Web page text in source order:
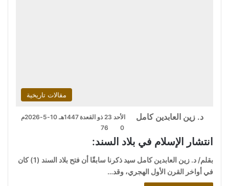
مقالات تاريخية
د. زين العابدين كامل
الأحد 23 ذو القعدة 1447هـ 10-5-2026م
0
76
انتشار الإسلام في بلاد السند:
بقلم/ د. زين العابدين كامل سيد ذكرنا سابقًا أن فتح بلاد السند (1) كان
في أواخر القرن الأول الهجري، وقد…